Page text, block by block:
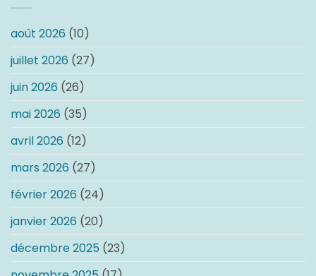
août 2026 (10)
juillet 2026 (27)
juin 2026 (26)
mai 2026 (35)
avril 2026 (12)
mars 2026 (27)
février 2026 (24)
janvier 2026 (20)
décembre 2025 (23)